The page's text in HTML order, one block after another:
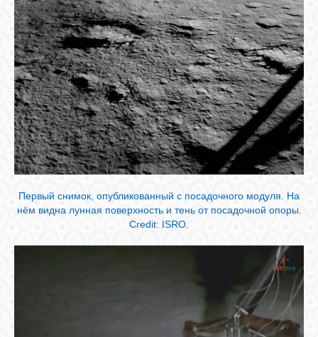
Первый снимок, опубликованный с посадочного модуля. На
нём видна лунная поверхность и тень от посадочной опоры.
Credit: ISRO.